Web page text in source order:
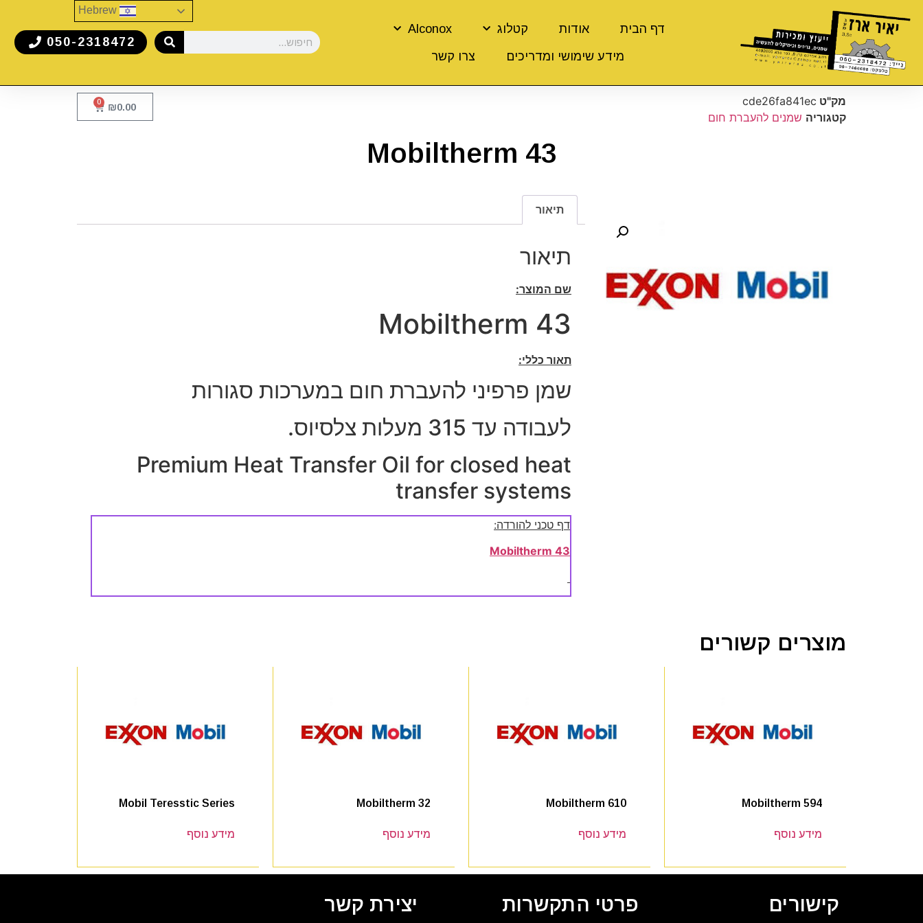
דף הבית אודות קטלוג
Alconox
מידע שימושי ומדריכים
צרו קשר
050-2318472
מק"ט cde26fa841ec
קטגוריה שמנים להעברת חום
₪0.00
0
Mobiltherm 43
תיאור
תיאור
שם המוצר:
Mobiltherm 43
תאור כללי:
שמן פרפיני להעברת חום במערכות סגורות
לעבודה עד 315 מעלות צלסיוס.
Premium Heat Transfer Oil for closed heat
transfer systems
דף טכני להורדה:
Mobiltherm 43
מוצרים קשורים
Mobiltherm 594
מידע נוסף
Mobiltherm 610
מידע נוסף
Mobiltherm 32
מידע נוסף
Mobil Teresstic Series
מידע נוסף
קישורים פרטי התקשרות יצירת קשר
Hebrew